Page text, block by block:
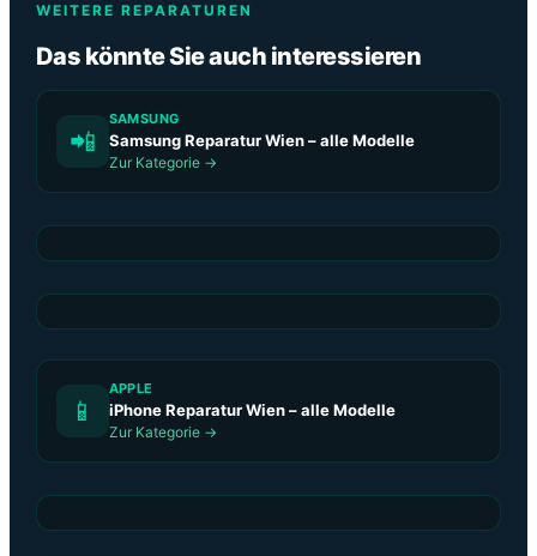
WEITERE REPARATUREN
Das könnte Sie auch interessieren
📲
SAMSUNG
Samsung Reparatur Wien – alle Modelle
Zur Kategorie →
📱
APPLE
iPhone Reparatur Wien – alle Modelle
Zur Kategorie →